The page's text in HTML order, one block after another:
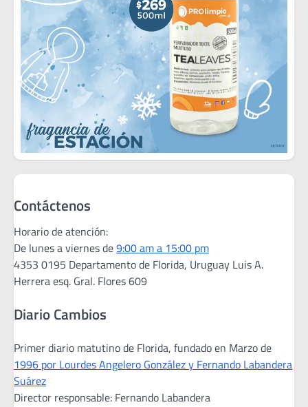
Contáctenos
Horario de atención:
De lunes a viernes de9:00 am a 15:00 pm
4353 0195 Departamento de Florida, Uruguay Luis A.
Herrera esq. Gral. Flores 609
Diario Cambios
Primer diario matutino de Florida, fundado en Marzo de
1996 por Lourdes Angelero González y Fernando Labandera
Suárez
Director responsable: Fernando Labandera